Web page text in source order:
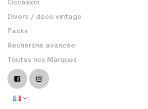
Occasion
Divers / déco vintage
Packs
Recherche avancée
Toutes nos Marques